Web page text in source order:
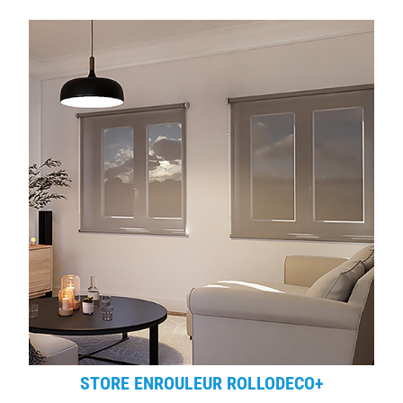
STORE ENROULEUR ROLLODECO+